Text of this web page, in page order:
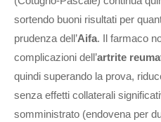
sortendo buoni risultati per
prudenza dell’Aifa. Il farmaco
complicazioni dell’artrite
quindi superando la prova,
senza effetti collaterali
somministrato (endovena per